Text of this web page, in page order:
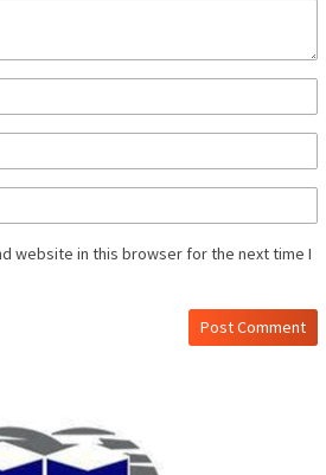
website in this browser for the next time I